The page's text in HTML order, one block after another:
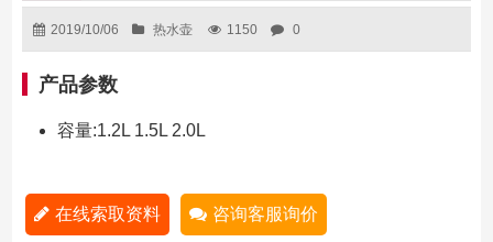
2019/10/06 热水壶 1150 0
产品参数
容量:1.2L 1.5L 2.0L
在线索取资料 咨询客服询价